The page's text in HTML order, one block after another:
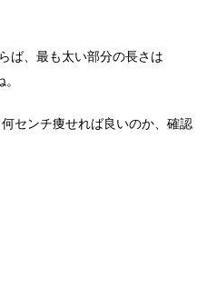
ば、最も太い部分の長さは
センチ痩せれば良いのか、確認